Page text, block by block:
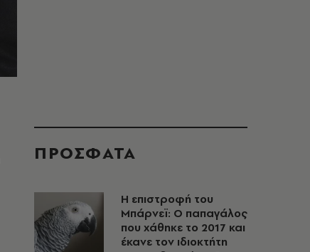
ΠΡΟΣΦΑΤΑ
Η επιστροφή του
Μπάρνεϊ: Ο παπαγάλος
που χάθηκε το 2017 και
έκανε τον ιδιοκτήτη